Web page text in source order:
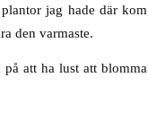
jag hade där kom
den varmaste.
att ha lust att blomma